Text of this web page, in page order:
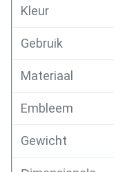
Kleur
Gebruik
Materiaal
Embleem
Gewicht